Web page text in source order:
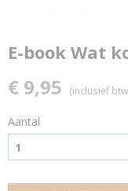
E-book Wat
€ 9,95 (inclusief
Aantal